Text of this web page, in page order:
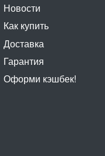
Новости
Как купить
Доставка
Гарантия
Оформи кэшбек!